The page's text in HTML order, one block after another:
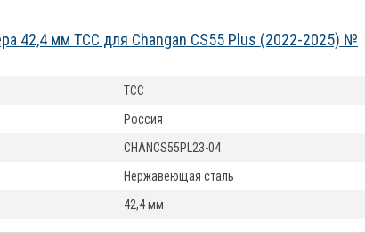
42,4 мм ТСС для Changan CS55 Plus (2022-2025) №
ТСС
Россия
CHANCS55PL23-04
Нержавеющая сталь
42,4 мм